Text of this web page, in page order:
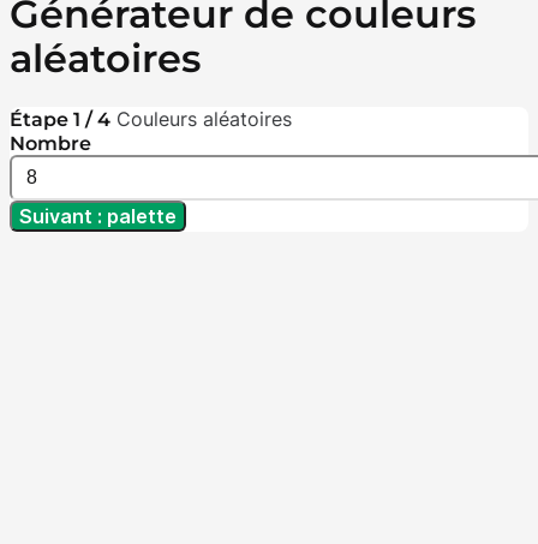
Générateur de couleurs
aléatoires
Étape 1 / 4 Couleurs aléatoires
Nombre
Suivant : palette